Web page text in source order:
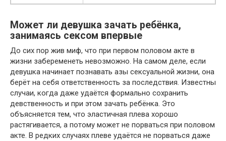
Может ли девушка зачать ребёнка,
занимаясь сексом впервые
До сих пор жив миф, что при первом половом акте в
жизни забеременеть невозможно. На самом деле, если
девушка начинает познавать азы сексуальной жизни, она
берёт на себя ответственность за последствия. Известны
случаи, когда даже удаётся формально сохранить
девственность и при этом зачать ребёнка. Это
объясняется тем, что эластичная плева хорошо
растягивается, а потому может не порваться при половом
акте. В редких случаях плеве удаётся не порваться даже